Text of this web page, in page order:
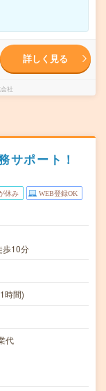
詳しく見る
社
サポート！
休み WEB登録OK
歩10分
時間)
代